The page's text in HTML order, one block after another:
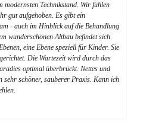
modernsten Technikstand. Wir fühlen
gut aufgehoben. Es gibt ein
- auch im Hinblick auf die Behandlung
wunderschönen Altbau befindet sich
eine Ebene speziell für Kinder. Sie
Die Wartezeit wird durch das
optimal überbrückt. Nettes und
sehr schöner, sauberer Praxis. Kann ich